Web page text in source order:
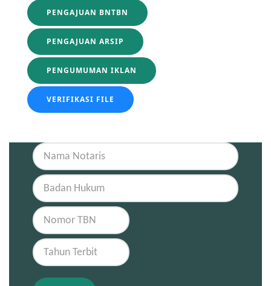
PENGAJUAN BNTBN
PENGAJUAN ARSIP
PENGUMUMAN IKLAN
VERIFIKASI FILE